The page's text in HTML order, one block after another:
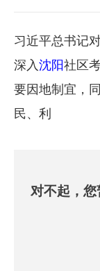
习近平总书记
深入沈阳社区
要因地制宜，
民、利
对不起，